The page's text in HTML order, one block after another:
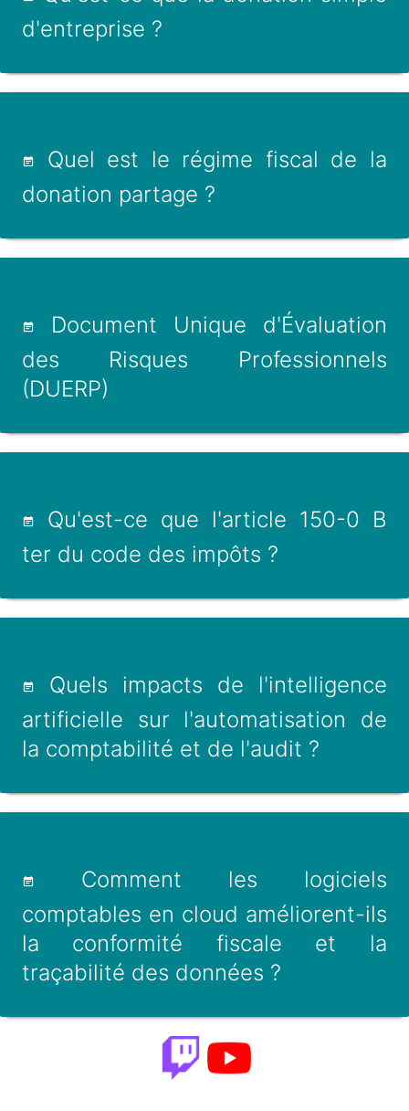
d'entreprise ?
Quel est le régime fiscal de la
donation partage ?
Document Unique d'Évaluation
des Risques Professionnels
(DUERP)
Qu'est-ce que l'article 150-0 B
ter du code des impôts ?
Quels impacts de l'intelligence
artificielle sur l'automatisation de
la comptabilité et de l'audit ?
Comment les logiciels
comptables en cloud améliorent-ils
la conformité fiscale et la
traçabilité des données ?